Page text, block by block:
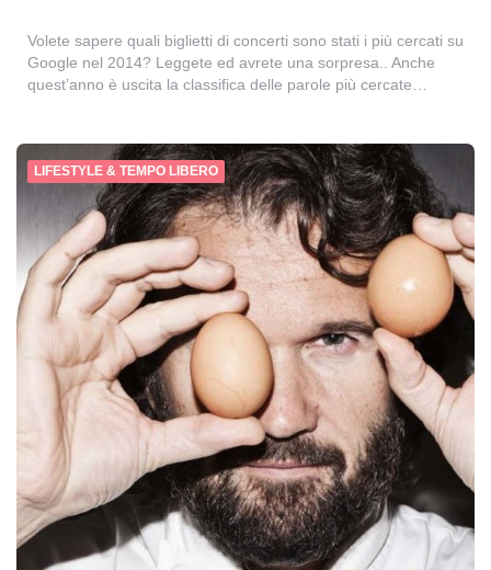
Volete sapere quali biglietti di concerti sono stati i più cercati su
Google nel 2014? Leggete ed avrete una sorpresa.. Anche
quest’anno è uscita la classifica delle parole più cercate…
LIFESTYLE & TEMPO LIBERO